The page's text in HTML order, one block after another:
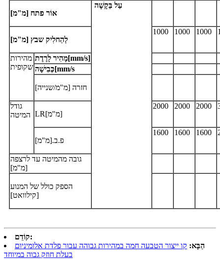
אוֹר פתח [מ"מ]
עַל בַּקָשָׁה
לְהַחלִיק שבץ [מ"מ]
1000 1000 1000
מהירות
שקופית
מָהִיר לָרֶדֶת [mm/s]
כְּבִישָׁה[mm/s
חזרה [מ"מ/שנייה]
גודל
המיטה
LR[מ"מ]
2000 2000 2000
פ.ב.[מ"מ]
1600 1600 1600
גובה מהמיטה עד לרצפה
[מ"מ]
הספק כולל של המנוע
[קילוואט]
קוֹדֵם:
הַבָּא: קו ייצור הטבעה חמה במהירות גבוהה עבור פלדת אלומיניום
בעלת חוזק גבוה במיוחד